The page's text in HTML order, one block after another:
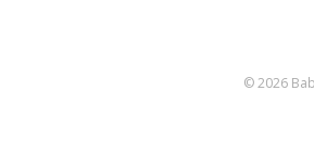
© 2026